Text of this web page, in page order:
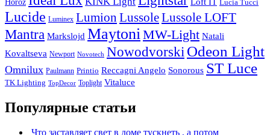
Lucia Tucci
Lucide Luminex Lumion LussoleLussole LOFT
Mantra Markslojd Maytoni MW-Light Natali
Kovaltseva Newport Novotech Nowodvorski Odeon Light
Omnilux Paulmann Printio Reccagni Angelo Sonorous ST Luce
TK Lighting TopDecor Toplight Vitaluce
Популярные статьи
Что заставляет свет в доме тускнеть , а потом